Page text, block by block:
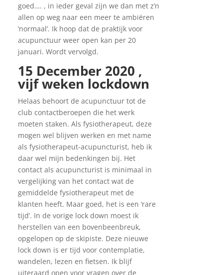
goed…. , in ieder geval zijn we dan met z’n
allen op weg naar een meer te ambiëren
‘normaal’. Ik hoop dat de praktijk voor
acupunctuur weer open kan per 20
januari. Wordt vervolgd.
15 December 2020 ,
vijf weken lockdown
Helaas behoort de acupunctuur tot de
club contactberoepen die het werk
moeten staken. Als fysiotherapeut, deze
mogen wel blijven werken en met name
als fysiotherapeut-acupuncturist, heb ik
daar wel mijn bedenkingen bij. Het
contact als acupuncturist is minimaal in
vergelijking van het contact wat de
gemiddelde fysiotherapeut met de
klanten heeft. Maar goed, het is een ‘rare
tijd’. In de vorige lock down moest ik
herstellen van een bovenbeenbreuk,
opgelopen op de skipiste. Deze nieuwe
lock down is er tijd voor contemplatie,
wandelen, lezen en fietsen. Ik blijf
uiteraard open voor vragen over de